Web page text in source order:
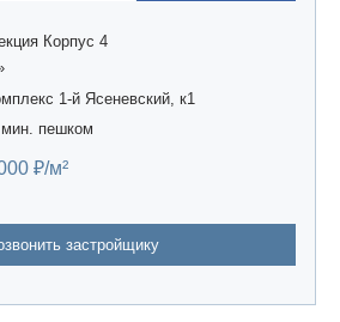
Корпус 4
1-й Ясеневский, к1
мин. пешком
₽/м²
застройщику